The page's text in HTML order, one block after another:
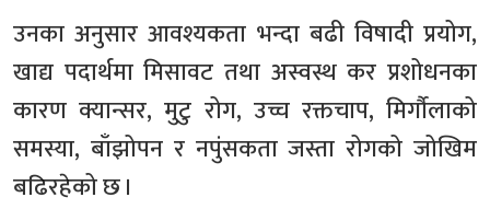
उनका अनुसार आवश्यकता भन्दा बढी विषादी प्रयोग,
खाद्य पदार्थमा मिसावट तथा अस्वस्थ कर प्रशोधनका
कारण क्यान्सर, मुटु रोग, उच्च रक्तचाप, मिर्गौलाको
समस्या, बाँझोपन र नपुंसकता जस्ता रोगको जोखिम
बढिरहेको छ ।